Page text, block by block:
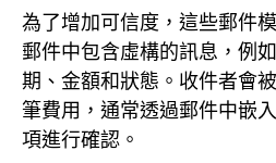
為了增加可信度，這些郵件
郵件中包含虛構的訊息，例
期、金額和狀態。收件者會
筆費用，通常透過郵件中嵌
項進行確認。